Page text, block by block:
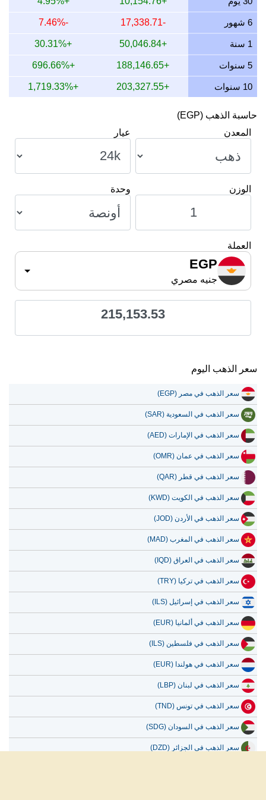
12 يوليو 2026
11 يوليو 2026
10 يوليو 2026
6 شهور -17,338.71
-7.46%
1 سنة +50,046.84
+30.31%
5 سنوات +188,146.65
+696.66%
10 سنوات +203,327.55
+1,719.33%
حاسبة الذهب (EGP)
المعدن
عيار
الوزن وحدة
العملة
EGP
جنيه مصري
215,153.53
سعر الذهب اليوم
سعر الذهب في مصر (EGP)
سعر الذهب في السعودية (SAR)
سعر الذهب في الإمارات (AED)
سعر الذهب في عمان (OMR)
سعر الذهب في قطر (QAR)
سعر الذهب في الكويت (KWD)
سعر الذهب في الأردن (JOD)
سعر الذهب في المغرب (MAD)
سعر الذهب في العراق (IQD)
سعر الذهب في تركيا (TRY)
سعر الذهب في إسرائيل (ILS)
سعر الذهب في ألمانيا (EUR)
سعر الذهب في فلسطين (ILS)
سعر الذهب في هولندا (EUR)
سعر الذهب في لبنان (LBP)
سعر الذهب في تونس (TND)
سعر الذهب في السودان (SDG)
سعر الذهب في الجزائر (DZD)